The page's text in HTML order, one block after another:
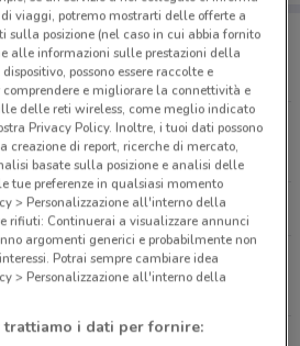
nelle vicinanze
Pomezia
Tutti i negozi E.ON Energia
e negozi
viaggi, potremo mostrarti delle offerte a
sulla posizione (nel caso in cui abbia fornito
alle informazioni sulle prestazioni della
possono essere raccolte e
comprendere e migliorare la connettività e
delle reti wireless, come meglio indicato
Privacy Policy. Inoltre, i tuoi dati possono
creazione di report, ricerche di mercato,
basate sulla posizione e analisi delle
tue preferenze in qualsiasi momento
> Personalizzazione all'interno della
rifiuti: Continuerai a visualizzare annunci
argomenti generici e probabilmente non
Potrai sempre cambiare idea
> Personalizzazione all'interno della
i dati per fornire: